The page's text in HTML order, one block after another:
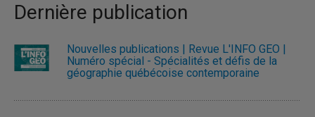
Dernière publication
Nouvelles publications | Revue L'INFO GÉO |
Numéro spécial - Spécialités et défis de la
géographie québécoise contemporaine